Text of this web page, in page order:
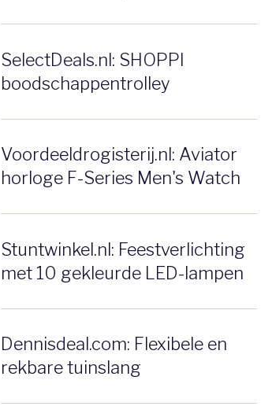
SelectDeals.nl: SHOPPI
boodschappentrolley
Voordeeldrogisterij.nl: Aviator
horloge F-Series Men's Watch
Stuntwinkel.nl: Feestverlichting
met 10 gekleurde LED-lampen
Dennisdeal.com: Flexibele en
rekbare tuinslang